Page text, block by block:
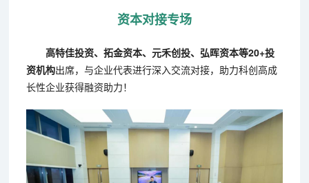
资本对接专场
高特佳投资、拓金资本、元禾创投、弘晖资本等20+投
资机构出席，与企业代表进行深入交流对接，助力科创高成
长性企业获得融资助力！